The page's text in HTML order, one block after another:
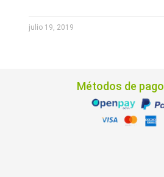
julio 19, 2019
Métodos de pago